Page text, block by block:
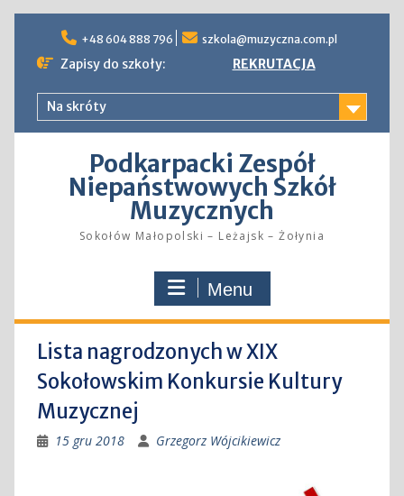
content
+48 604 888 796 szkola@muzyczna.com.pl
Zapisy do szkoły: REKRUTACJA
Na skróty
Podkarpacki Zespół
Niepaństwowych Szkół
Muzycznych
Sokołów Małopolski – Leżajsk – Żołynia
Menu
Lista nagrodzonych w XIX
Sokołowskim Konkursie Kultury
Muzycznej
15 gru 2018 Grzegorz Wójcikiewicz